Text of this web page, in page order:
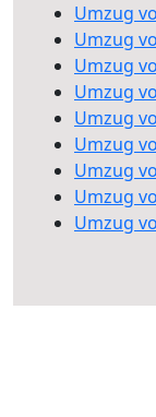
Umzug
Umzug
Umzug
Umzug
Umzug
Umzug
Umzug
Umzug
Umzug